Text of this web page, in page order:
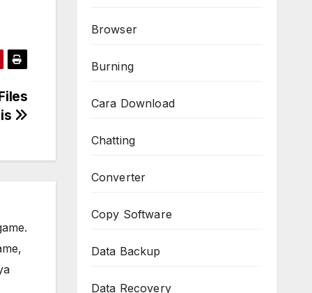
Browser
Burning
Cara Download
Chatting
Converter
Copy Software
Data Backup
Data Recovery